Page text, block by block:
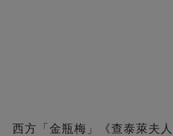
西方「金瓶梅」《查泰萊夫